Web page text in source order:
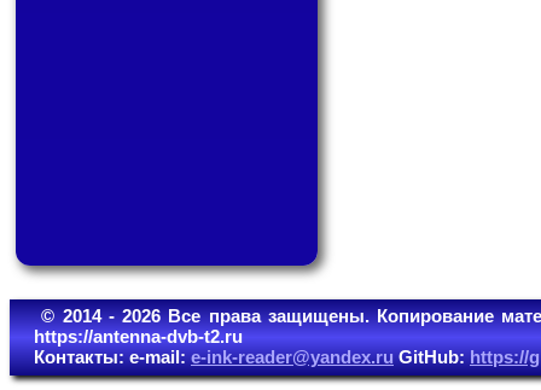
© 2014 - 2026 Все права защищены. Копирование
https://antenna-dvb-t2.ru
Контакты: e-mail:e-ink-reader@yandex.ruGitHub:https://